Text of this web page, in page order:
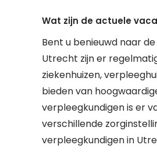
Wat zijn de actuele
Bent u benieuwd naar
Utrecht zijn er
ziekenhuizen,
bieden van
verpleegkundigen is er
verschillende
verpleegkundigen in